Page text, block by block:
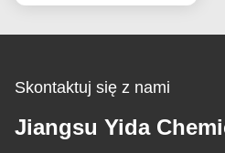
Skontaktuj się z nami
Jiangsu Yida